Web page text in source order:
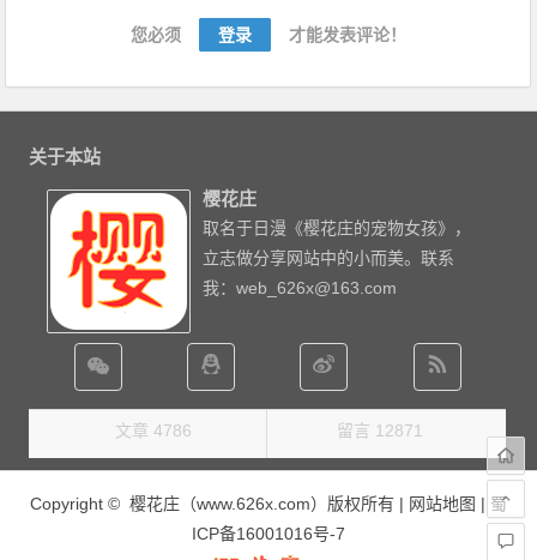
您必须 登录 才能发表评论！
关于本站
樱花庄
取名于日漫《樱花庄的宠物女孩》，
立志做分享网站中的小而美。联系
我：web_626x@163.com
文章 4786 留言 12871
Copyright © 樱花庄（www.626x.com）版权所有 | 网站地图 | 蜀
ICP备16001016号-7